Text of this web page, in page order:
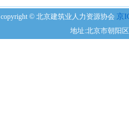
copyright © 北京建筑业人力资源协会京
地址:北京市朝阳